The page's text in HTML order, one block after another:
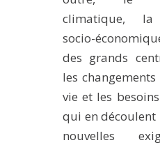
climatique, la
socio-
des grands
les
vie et les
qui en découlent
nouvelles